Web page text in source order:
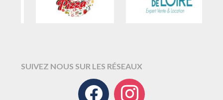
SUIVEZ NOUS SUR LES RÉSEAUX